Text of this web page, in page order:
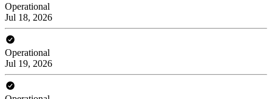
Operational
Jul 18, 2026
Operational
Jul 19, 2026